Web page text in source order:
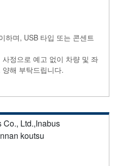
하며, USB 타입 또는 콘센트
사정으로 예고 없이 차량 및 좌
해 부탁드립니다.
Co., Ltd.,Inabus
koutsu